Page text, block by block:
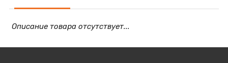
Описание товара отсутствует...